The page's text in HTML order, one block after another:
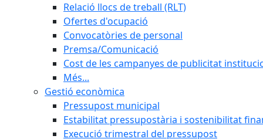
Relació llocs de treball (RLT)
Ofertes d'ocupació
Convocatòries de personal
Premsa/Comunicació
Cost de les campanyes de publicitat
Més...
Gestió econòmica
Pressupost municipal
Estabilitat pressupostària i sostenibilitat
Execució trimestral del pressupost